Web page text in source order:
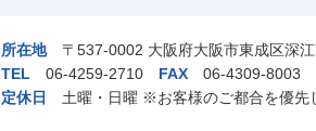
所在地〒537-0002 大阪府大阪市東成区深
TEL 06-4259-2710 FAX 06-4309-8003
定休日
土曜・日曜 ※お客様のご都合を優先